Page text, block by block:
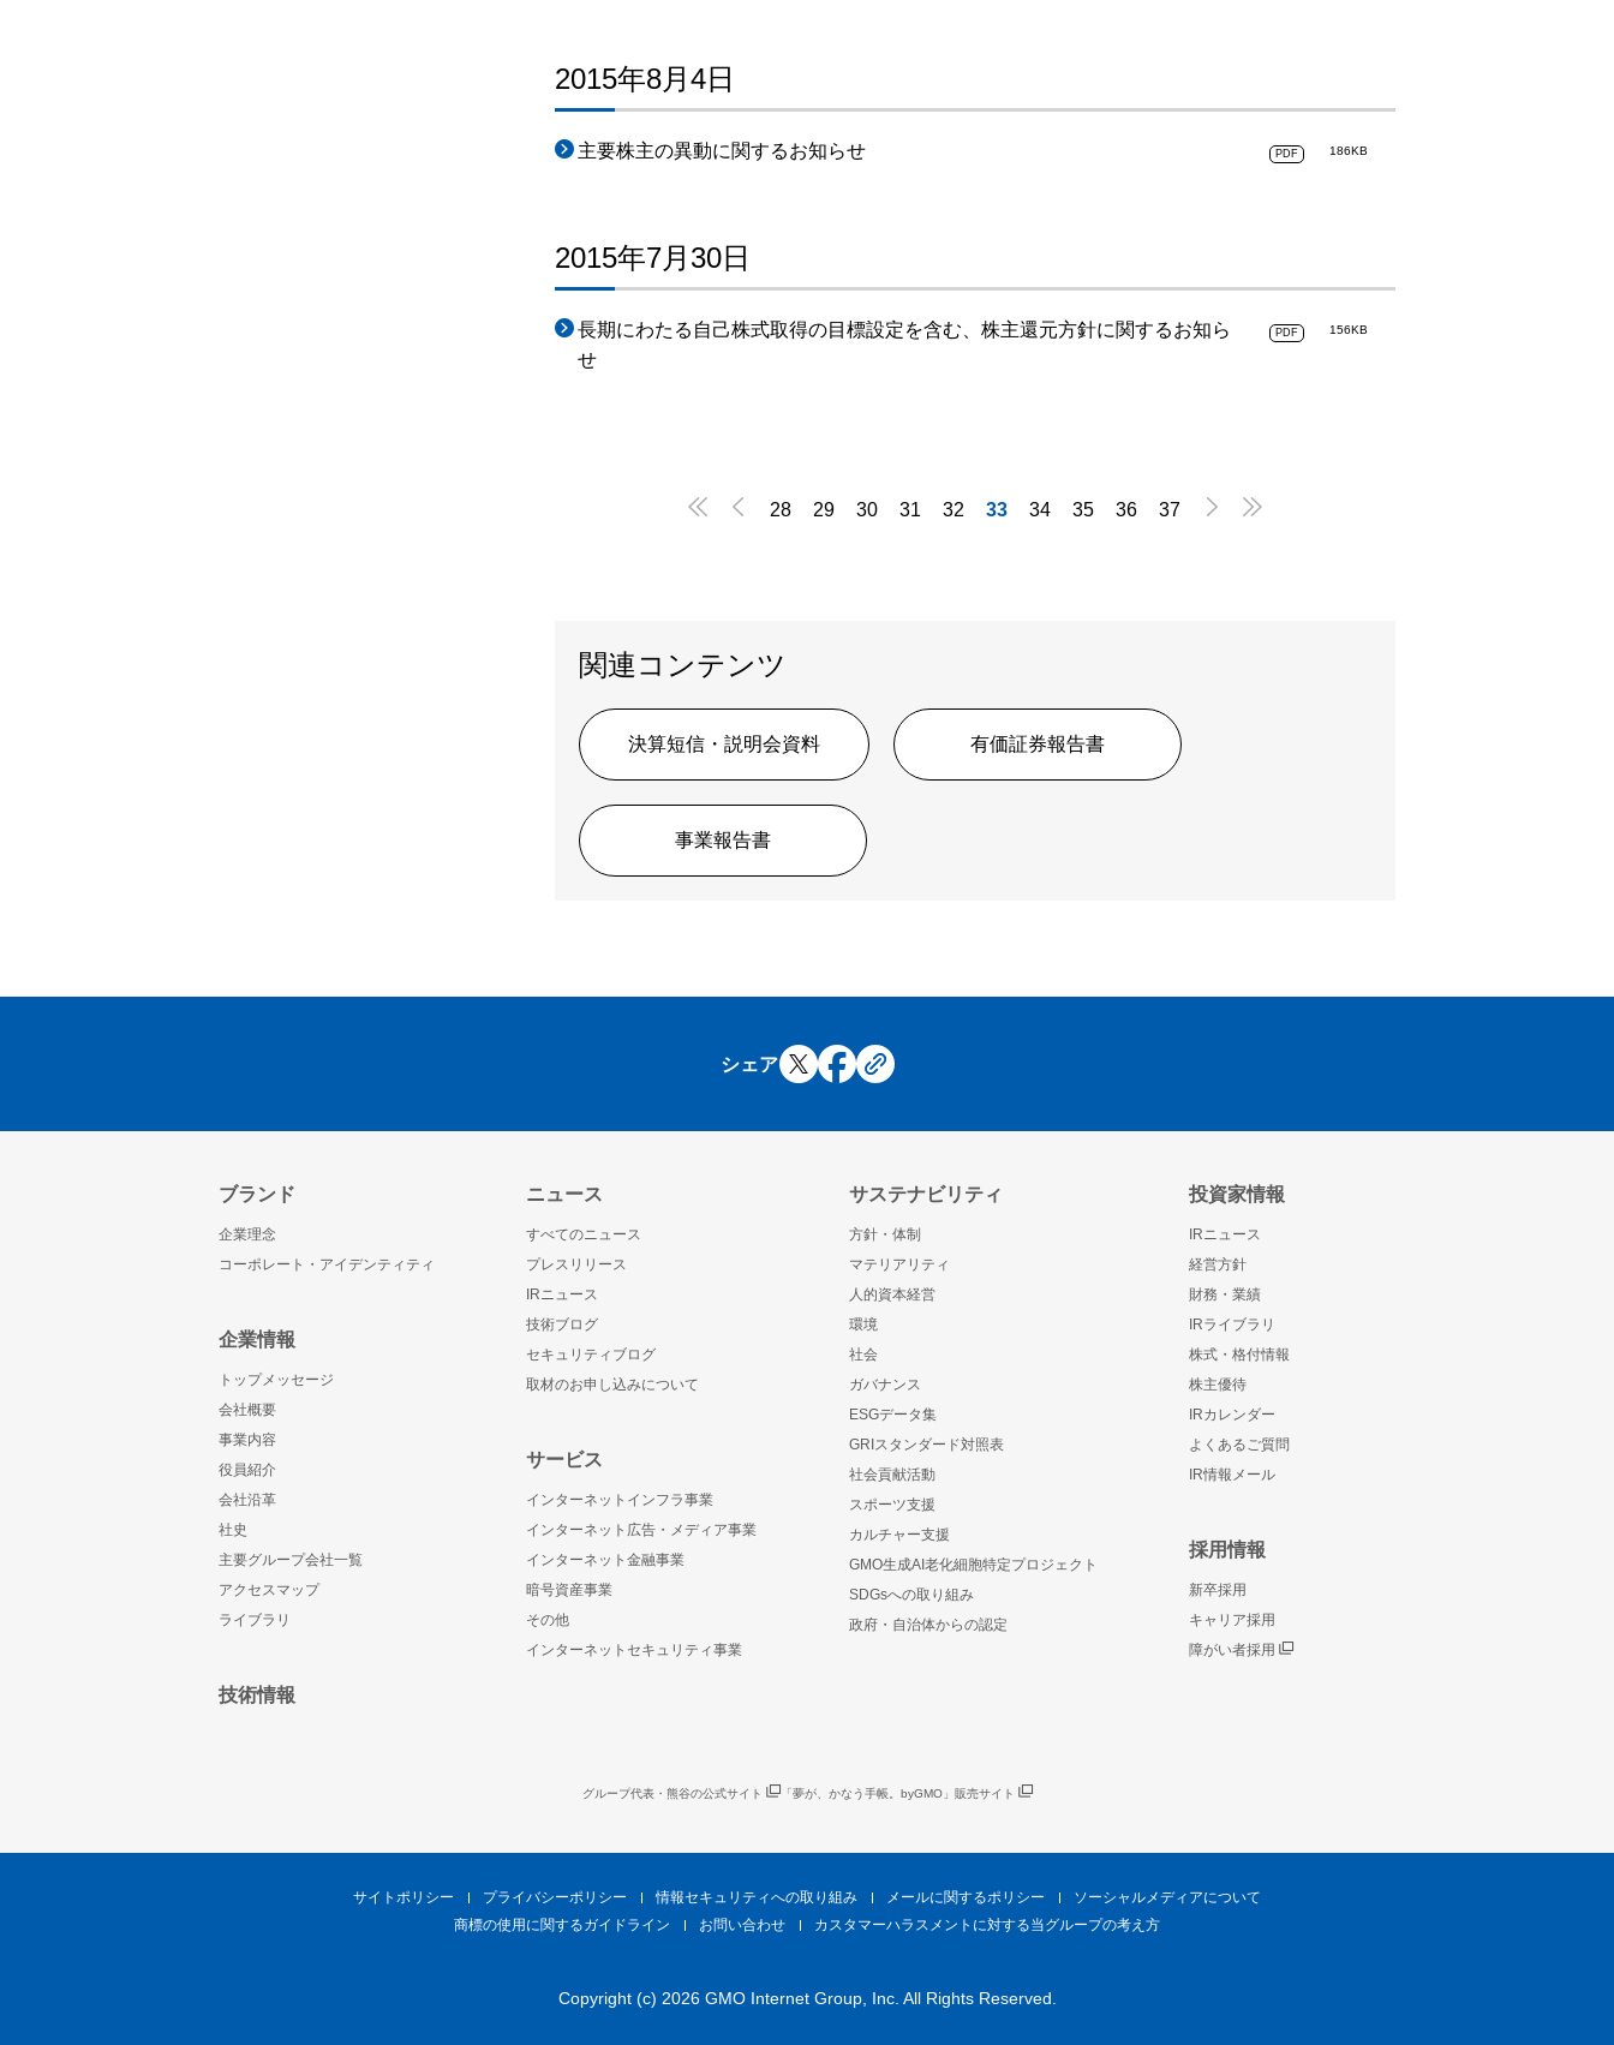
2015年8月4日
主要株主の異動に関するお知らせ PDF 186KB
2015年7月30日
長期にわたる自己株式取得の目標設定を含む、株主還元方針に関するお知ら
せ
PDF 156KB
  28 29 30 31 32 33 34 35 36 37  
関連コンテンツ
決算短信・説明会資料 有価証券報告書
事業報告書
シェア
ブランド
企業理念
コーポレート・アイデンティティ
企業情報
トップメッセージ
会社概要
事業内容
役員紹介
会社沿革
社史
主要グループ会社一覧
アクセスマップ
ライブラリ
技術情報
ニュース
すべてのニュース
プレスリリース
IRニュース
技術ブログ
セキュリティブログ
取材のお申し込みについて
サービス
インターネットインフラ事業
インターネット広告・メディア事業
インターネット金融事業
暗号資産事業
その他
インターネットセキュリティ事業
サステナビリティ
方針・体制
マテリアリティ
人的資本経営
環境
社会
ガバナンス
ESGデータ集
GRIスタンダード対照表
社会貢献活動
スポーツ支援
カルチャー支援
GMO生成AI老化細胞特定プロジェクト
SDGsへの取り組み
政府・自治体からの認定
投資家情報
IRニュース
経営方針
財務・業績
IRライブラリ
株式・格付情報
株主優待
IRカレンダー
よくあるご質問
IR情報メール
採用情報
新卒採用
キャリア採用
障がい者採用
グループ代表・熊谷の公式サイト 「夢が、かなう手帳。byGMO」販売サイト
サイトポリシー プライバシーポリシー 情報セキュリティへの取り組み メールに関するポリシー
ソーシャルメディアについて
商標の使用に関するガイドライン
お問い合わせ カスタマーハラスメントに対する当グループの考え方
Copyright (c) 2026 GMO Internet Group, Inc. All Rights Reserved.